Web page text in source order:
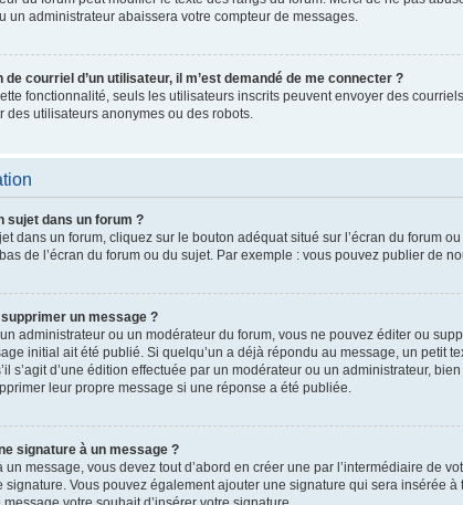
un administrateur abaissera votre compteur de messages.
courriel d’un utilisateur, il m’est demandé de me connecter ?
fonctionnalité, seuls les utilisateurs inscrits peuvent envoyer des
des utilisateurs anonymes ou des robots.
sujet dans un forum ?
dans un forum, cliquez sur le bouton adéquat situé sur l’écran du forum
de l’écran du forum ou du sujet. Par exemple : vous pouvez publier de
un message ?
administrateur ou un modérateur du forum, vous ne pouvez éditer ou
initial ait été publié. Si quelqu’un a déjà répondu au message, un petit
s’agit d’une édition effectuée par un modérateur ou un administrateur,
leur propre message si une réponse a été publiée.
signature à un message ?
message, vous devez tout d’abord en créer une par l’intermédiaire de
signature. Vous pouvez également ajouter une signature qui sera